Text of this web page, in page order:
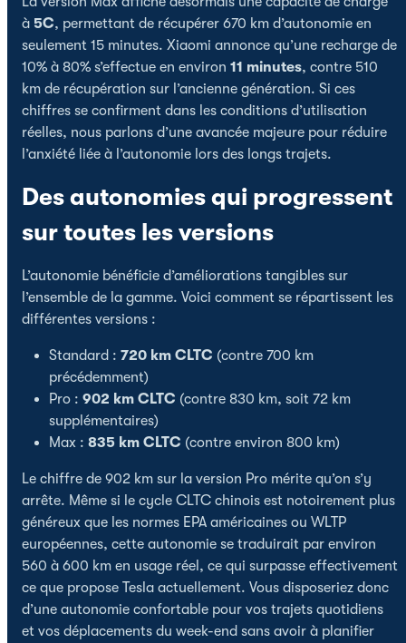
à 5C, permettant de récupérer 670 km d’autonomie en
seulement 15 minutes. Xiaomi annonce qu’une recharge de
10% à 80% s’effectue en environ 11 minutes, contre 510
km de récupération sur l’ancienne génération. Si ces
chiffres se confirment dans les conditions d’utilisation
réelles, nous parlons d’une avancée majeure pour réduire
l’anxiété liée à l’autonomie lors des longs trajets.
Des autonomies qui progressent
sur toutes les versions
L’autonomie bénéficie d’améliorations tangibles sur
l’ensemble de la gamme. Voici comment se répartissent les
différentes versions :
Standard : 720 km CLTC (contre 700 km
précédemment)
Pro : 902 km CLTC (contre 830 km, soit 72 km
supplémentaires)
Max : 835 km CLTC (contre environ 800 km)
Le chiffre de 902 km sur la version Pro mérite qu’on s’y
arrête. Même si le cycle CLTC chinois est notoirement plus
généreux que les normes EPA américaines ou WLTP
européennes, cette autonomie se traduirait par environ
560 à 600 km en usage réel, ce qui surpasse effectivement
ce que propose Tesla actuellement. Vous disposeriez donc
d’une autonomie confortable pour vos trajets quotidiens
et vos déplacements du week-end sans avoir à planifier